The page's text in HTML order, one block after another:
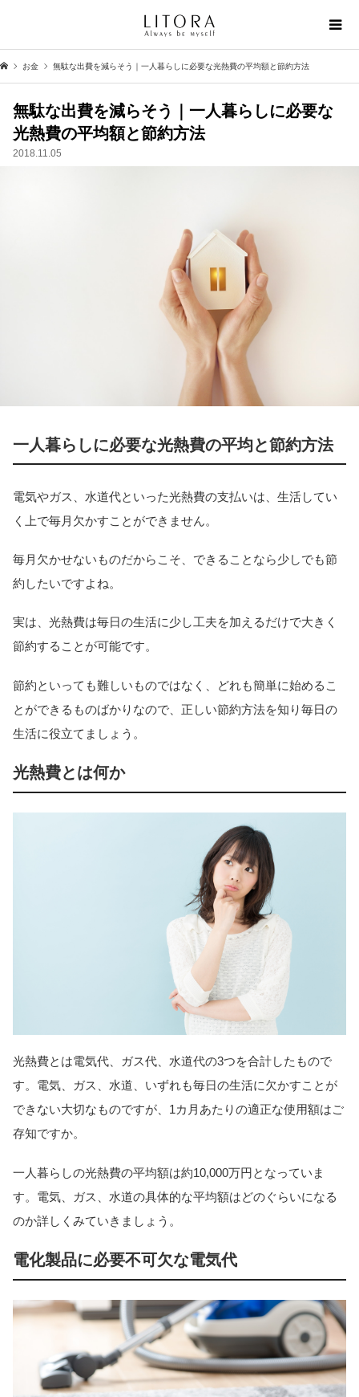
お金 無駄な出費を減らそう｜一人暮らしに必要な光熱費の平均額と節約方法
無駄な出費を減らそう｜一人暮らしに必要な
光熱費の平均額と節約方法
2018.11.05
一人暮らしに必要な光熱費の平均と節約方法
電気やガス、水道代といった光熱費の支払いは、生活してい
く上で毎月欠かすことができません。
毎月欠かせないものだからこそ、できることなら少しでも節
約したいですよね。
実は、光熱費は毎日の生活に少し工夫を加えるだけで大きく
節約することが可能です。
節約といっても難しいものではなく、どれも簡単に始めるこ
とができるものばかりなので、正しい節約方法を知り毎日の
生活に役立てましょう。
光熱費とは何か
光熱費とは電気代、ガス代、水道代の3つを合計したもので
す。電気、ガス、水道、いずれも毎日の生活に欠かすことが
できない大切なものですが、1カ月あたりの適正な使用額はご
存知ですか。
一人暮らしの光熱費の平均額は約10,000万円となっていま
す。電気、ガス、水道の具体的な平均額はどのぐらいになる
のか詳しくみていきましょう。
電化製品に必要不可欠な電気代